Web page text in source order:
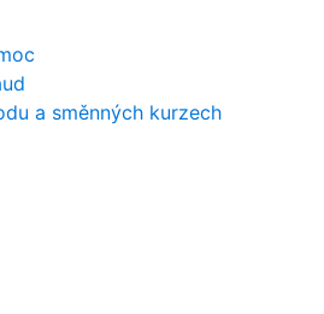
a směnných kurzech